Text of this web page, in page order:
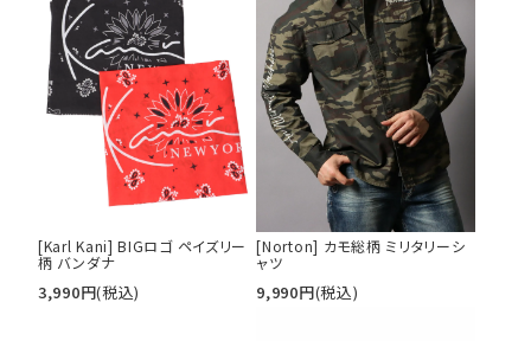
並び順
カテゴリ
サイズ
S
XL
XXXL
[Karl Kani] BIGロゴ ペイズリー
柄 バンダナ
3,990円(税込)
[Norton] カモ総柄 ミリタリーシ
ャツ
9,990円(税込)